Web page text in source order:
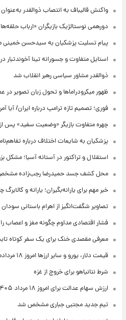
واکنش قالیباف به انتصاب ذوالقدر به‌عنوان
دورهمی نوستالژیک بازیگران «ارباب حلقه‌ها» بعد از ۲۳
پیام تسلیت پزشکیان به سیدحسن خمینی
استایل متفاوت و جسورانه تینا آخوندتبار در ۳۹ سالگی + عکس
ذوالقدر مشاور سیاسی رهبر انقلاب شد
ظهور میکرودراماها و تحول زبان تصویر در
فوری؛ تصمیم تازه ترامپ درباره ایران/ آیا
چهره متفاوت بازیگر «وضعیت سفید» پس از
پزشکیان به شایعات اختلاف درباره
استقلال و تراکتور در آستانه آسیا؛ مشکل
محل کشف جسد حمیدرضا رجب‌زاده مشخص
خبر مهم برای یارانه‌بگیران؛ یارانه و
تصاویر شگفت‌انگیز از اهرام باستانی
فشار اقتصادی مداوم چگونه مغز و اعصاب را
معرفی مقصدی خنک برای یک سفر کوتاه
قیمت دلار، یورو و سایر ارزها امروز ۱۸ مردادماه ۱۴۰۵ + جدول
شرط نتانیاهو برای خروج از غزه
ارزش سهام عدالت برای امروز ۱۸ مرداد ۱۴۰۵ + جدول
تیم جدید مجتبی جباری مشخص شد